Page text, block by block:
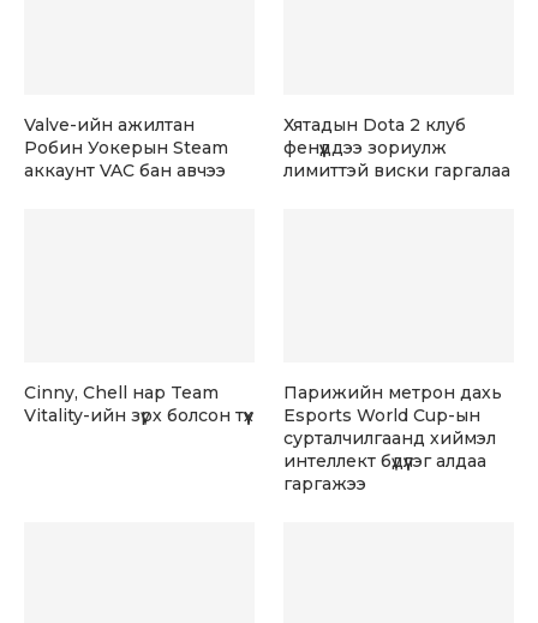
Valve-ийн ажилтан
Робин Уокерын Steam
аккаунт VAC бан авчээ
Хятадын Dota 2 клуб
фенүүддээ зориулж
лимиттэй виски гаргалаа
Cinny, Chell нар Team
Vitality-ийн зүрх болсон түүх
Парижийн метрон дахь
Esports World Cup-ын
сурталчилгаанд хиймэл
интеллект бүдүүлэг алдаа
гаргажээ